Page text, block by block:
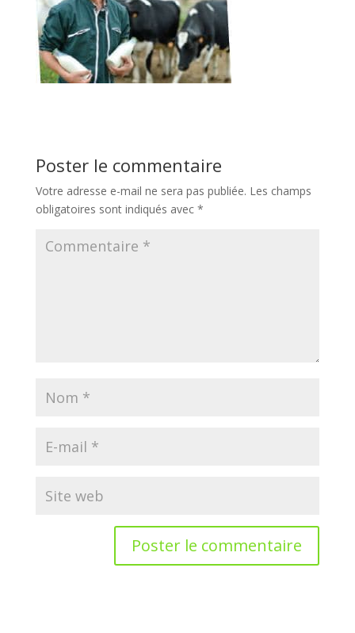
Poster le commentaire
Votre adresse e-mail ne sera pas publiée. Les champs
obligatoires sont indiqués avec *